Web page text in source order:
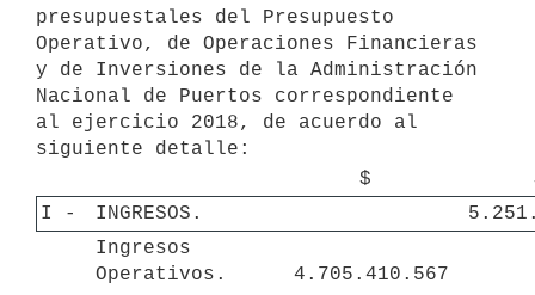
presupuestales del Presupuesto
Operativo, de Operaciones Financieras
y de Inversiones de la Administración
Nacional de Puertos correspondiente
al ejercicio 2018, de acuerdo al
$
I -
INGRESOS.
Ingresos
Operativos.
4.705.410.567